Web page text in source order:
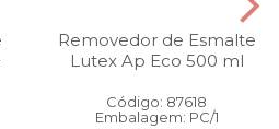
Removedor de Esmalte
Lutex Ap Eco 500 ml
Código: 87618
Embalagem: PC/1